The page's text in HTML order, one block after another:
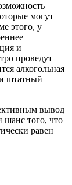
могут
этого, у
и
проведут
алкогольная
штатный
вывод
шанс того, что
равен